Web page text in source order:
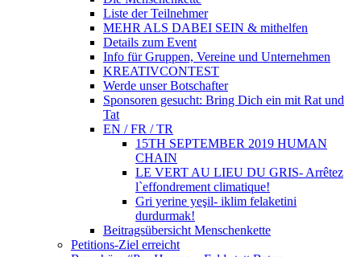
Liste der Teilnehmer
MEHR ALS DABEI SEIN & mithelfen
Details zum Event
Info für Gruppen, Vereine und Unternehmen
KREATIVCONTEST
Werde unser Botschafter
Sponsoren gesucht: Bring Dich ein mit Rat und
Tat
EN / FR / TR
15TH SEPTEMBER 2019 HUMAN
CHAIN
LE VERT AU LIEU DU GRIS- Arrêtez
l`effondrement climatique!
Gri yerine yeşil- iklim felaketini
durdurmak!
Beitragsübersicht Menschenkette
Petitions-Ziel erreicht